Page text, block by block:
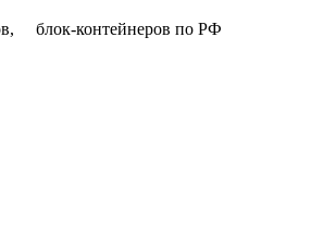
блок-контейнеров по РФ